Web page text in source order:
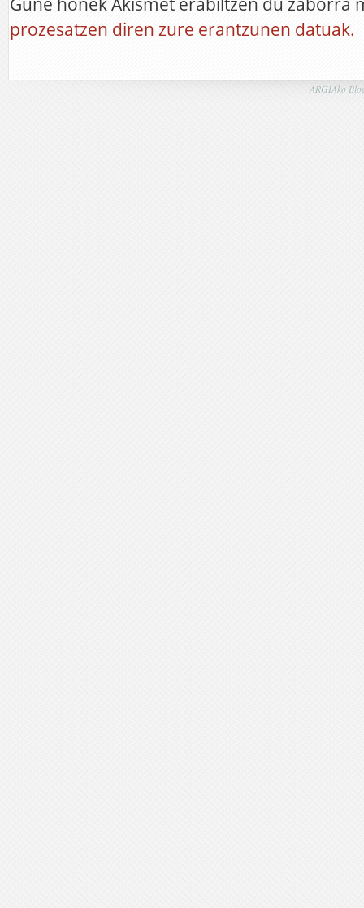
prozesatzen diren zure erantzunen datuak.
ARGIAko